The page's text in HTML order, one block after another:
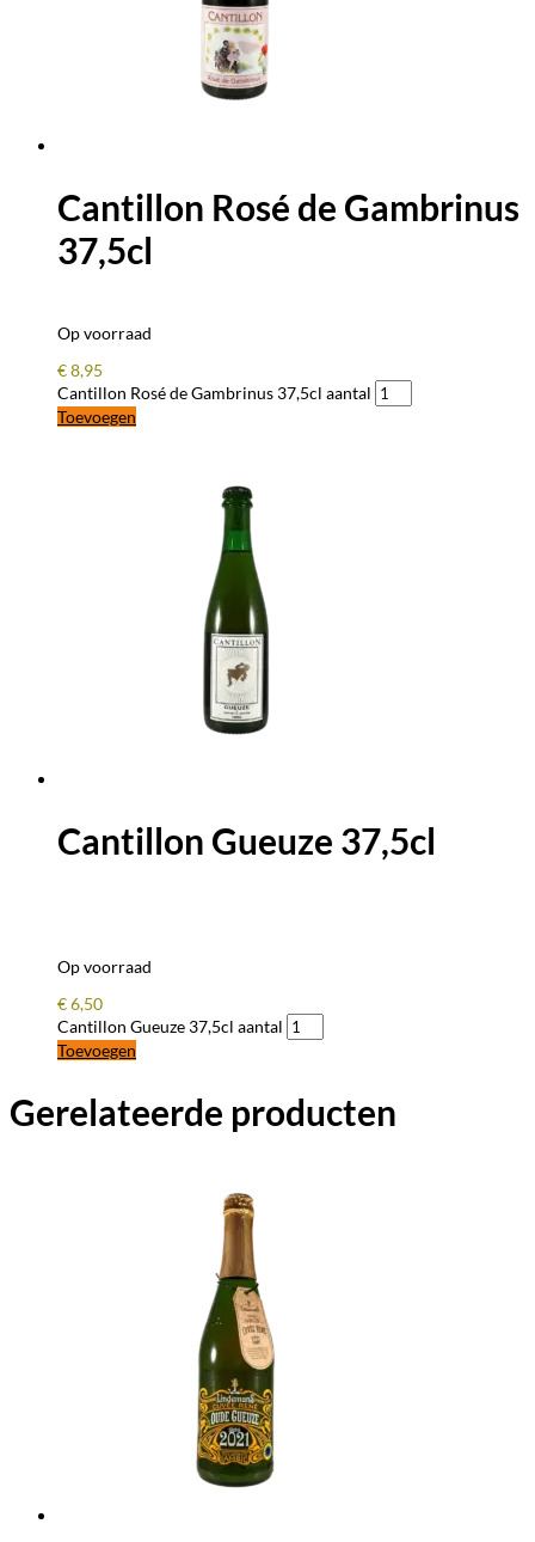
Cantillon Rosé de Gambrinus
37,5cl
Op voorraad
€8,95
Cantillon Rosé de Gambrinus 37,5cl aantal
Toevoegen
Cantillon Gueuze 37,5cl
Op voorraad
€6,50
Cantillon Gueuze 37,5cl aantal
Toevoegen
Gerelateerde producten